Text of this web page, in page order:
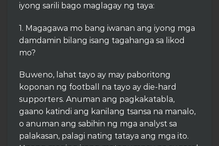
iyong sarili bago maglagay ng taya:
1. Magagawa mo bang iwanan ang iyong mga
damdamin bilang isang tagahanga sa likod
mo?
Buweno, lahat tayo ay may paboritong
koponan ng football na tayo ay die-hard
supporters. Anuman ang pagkakatabla,
gaano katindi ang kanilang tsansa na manalo,
o anuman ang sabihin ng mga analyst sa
palakasan, palagi nating tataya ang mga ito.